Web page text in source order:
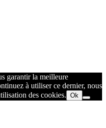
garantir la meilleure
à utiliser ce dernier, nous
des cookies. Ok